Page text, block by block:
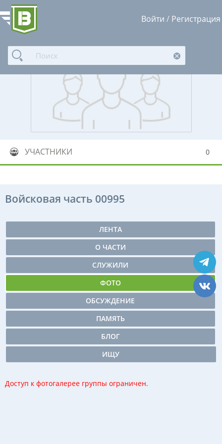
Войти / Регистрация
УЧАСТНИКИ 0
Войсковая часть 00995
ЛЕНТА
О ЧАСТИ
СЛУЖИЛИ
ФОТО
ОБСУЖДЕНИЕ
ПАМЯТЬ
БЛОГ
ИЩУ
Доступ к фотогалерее группы ограничен.